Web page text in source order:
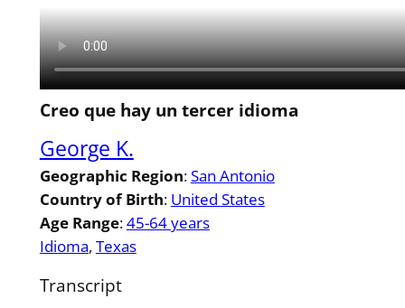
Creo que hay un tercer idioma
George K.
Geographic Region:San Antonio
Country of Birth: United States
Age Range:45-64 years
Idioma, Texas
Transcript